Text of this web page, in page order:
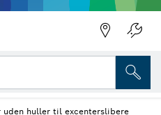
uden huller til excenterslibere